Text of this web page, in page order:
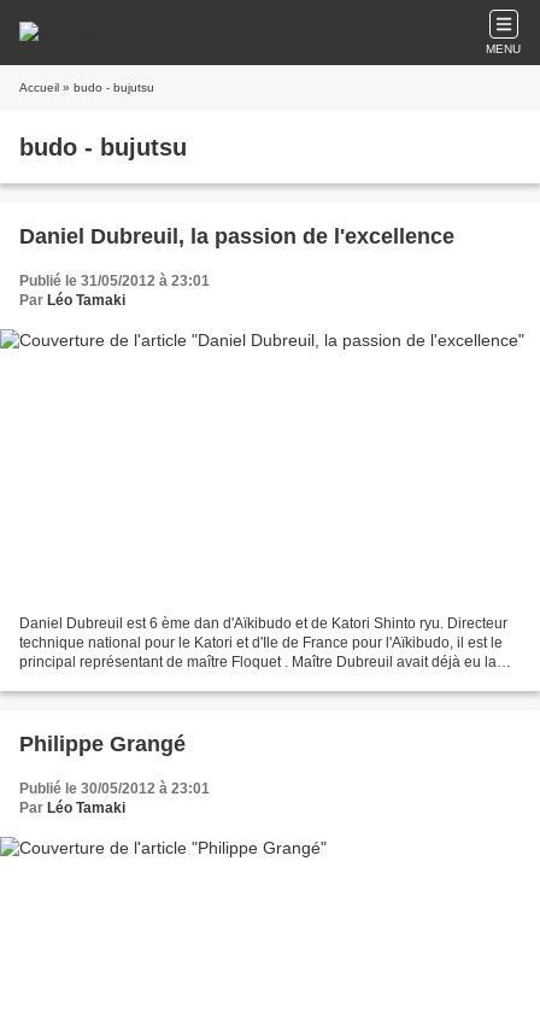
MENU
Accueil » budo - bujutsu
budo - bujutsu
Daniel Dubreuil, la passion de l'excellence
Publié le 31/05/2012 à 23:01
Par Léo Tamaki
Daniel Dubreuil est 6 ème dan d'Aïkibudo et de Katori Shinto ryu. Directeur
technique national pour le Katori et d'Ile de France pour l'Aïkibudo, il est le
principal représentant de maître Floquet . Maître Dubreuil avait déjà eu la
Philippe Grangé
Publié le 30/05/2012 à 23:01
Par Léo Tamaki